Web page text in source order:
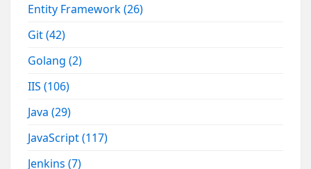
Entity Framework(26)
Git(42)
Golang(2)
IIS(106)
Java(29)
JavaScript(117)
Jenkins(7)